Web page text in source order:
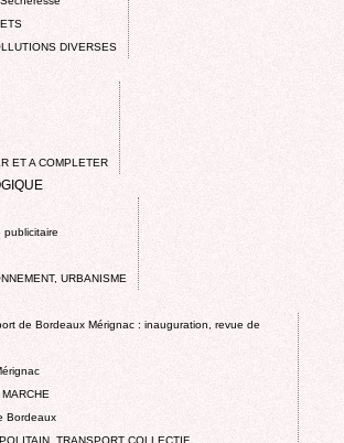
DIVERSES
ET A COMPLETER
publicitaire
URBANISME
de Bordeaux Mérignac : inauguration, revue de
Bordeaux
TRANSPORT COLLECTIF